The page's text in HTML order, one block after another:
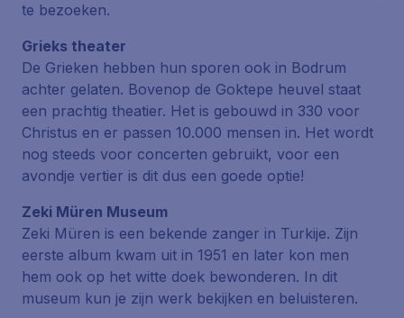
te bezoeken.
Grieks theater
De Grieken hebben hun sporen ook in Bodrum
achter gelaten. Bovenop de Goktepe heuvel staat
een prachtig theatier. Het is gebouwd in 330 voor
Christus en er passen 10.000 mensen in. Het wordt
nog steeds voor concerten gebruikt, voor een
avondje vertier is dit dus een goede optie!
Zeki Müren Museum
Zeki Müren is een bekende zanger in Turkije. Zijn
eerste album kwam uit in 1951 en later kon men
hem ook op het witte doek bewonderen. In dit
museum kun je zijn werk bekijken en beluisteren.